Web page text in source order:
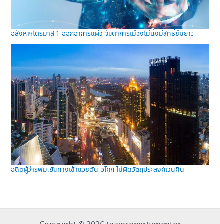
อสังหาฯไตรมาส 1 ออกอาการแผ่ว จับตาการเมืองไม่นิ่งมีสิทธิ์ซึมยาว
อดีตผู้ว่ารฟม.ยันทางเข้าแอชตัน อโศก ไม่ผิดวัตถุประสงค์เวนคืน